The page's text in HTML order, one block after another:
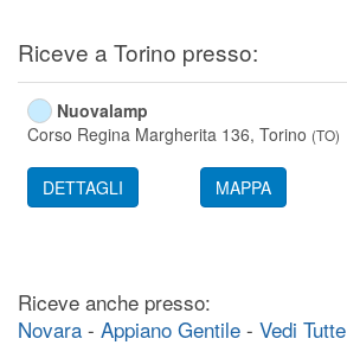
Riceve a Torino presso:
Nuovalamp
Corso Regina Margherita 136, Torino (TO)
DETTAGLI MAPPA
Riceve anche presso:
Novara - Appiano Gentile - Vedi Tutte